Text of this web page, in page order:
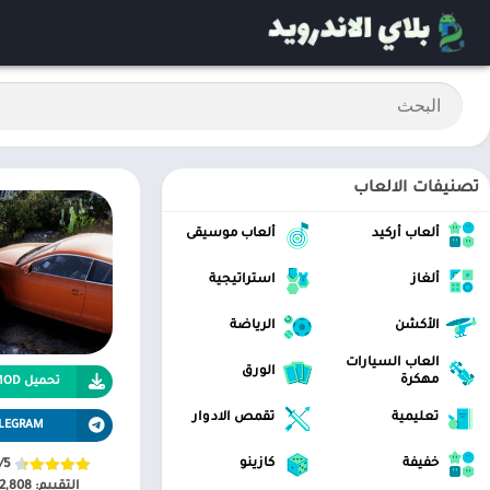
تحميل APK MOD
5
تصنيفات الالعاب
ألعاب أركيد ألعاب موسيقى
ألغاز استراتيجية
الأكشن الرياضة
العاب السيارات
مهكرة
الورق
تعليمية تقمص الادوار
خفيفة كازينو